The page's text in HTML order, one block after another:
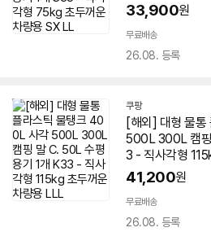
33,900원
무료배송
26.08. 등록
쿠팡
[해외] 대형 물통
500L 300L 캠핑
3 - 직사각형
41,200원
무료배송
26.08. 등록